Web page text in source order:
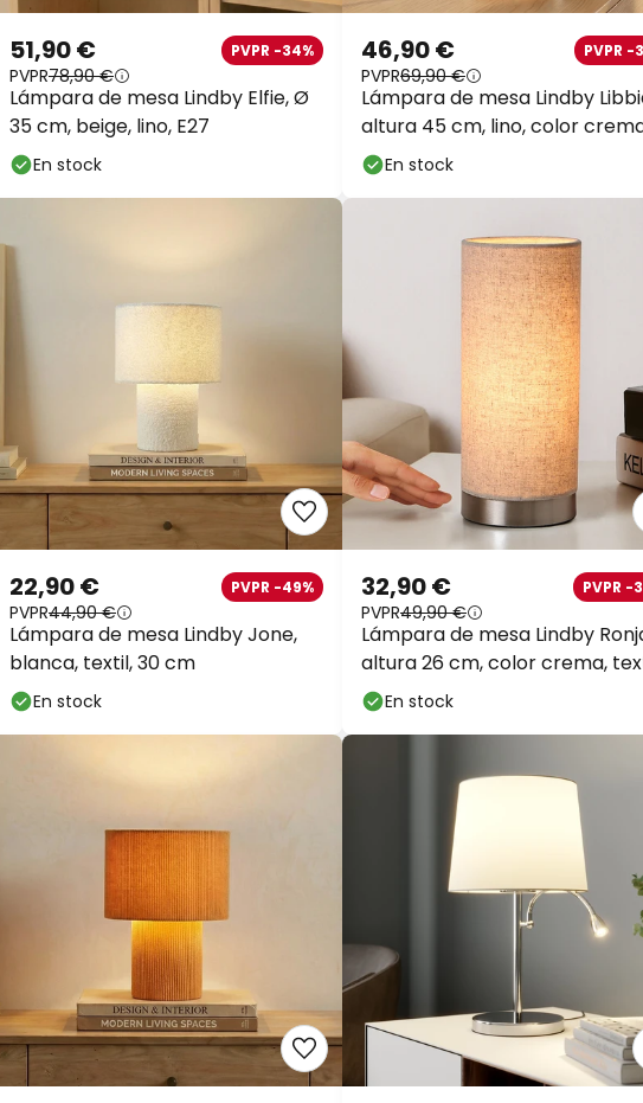
Lámpara de mesa Lindby Elfie, Ø
35 cm, beige, lino, E27
51,90 € PVPR -34%
PVPR78,90 €
En stock
Lámpara de mesa Lindby
altura 45 cm, lino, color
casquillo E27
46,90 € PVPR -
PVPR69,90 €
En stock
Lámpara de mesa Lindby Jone,
blanca, textil, 30 cm
22,90 € PVPR -49%
PVPR44,90 €
En stock
Lámpara de mesa Lindby
altura 26 cm, color crema,
32,90 € PVPR -
PVPR49,90 €
En stock